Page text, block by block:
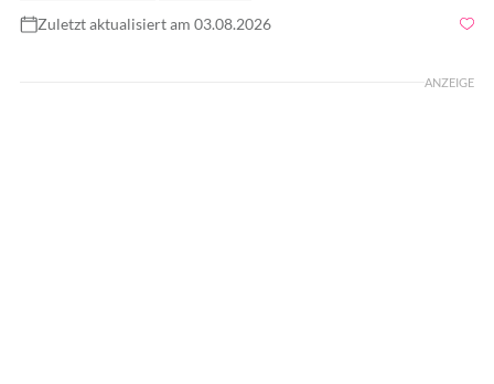
Zuletzt aktualisiert am 03.08.2026
ANZEIGE